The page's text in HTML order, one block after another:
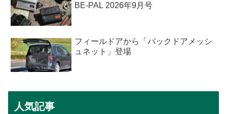
BE-PAL 2026年9月号
フィールドアから「バックドアメッシ
ュネット」登場
人気記事